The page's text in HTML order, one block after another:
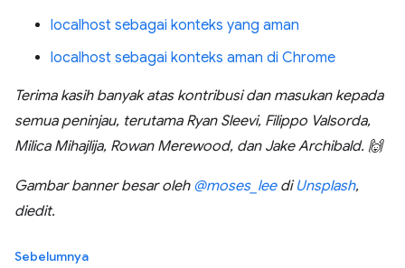
localhost sebagai konteks yang aman
localhost sebagai konteks aman di Chrome
Terima kasih banyak atas kontribusi dan masukan kepada
semua peninjau, terutama Ryan Sleevi, Filippo Valsorda,
Milica Mihajlija, Rowan Merewood, dan Jake Archibald. 🙌
Gambar banner besar oleh @moses_leediUnsplash,
diedit.
Sebelumnya